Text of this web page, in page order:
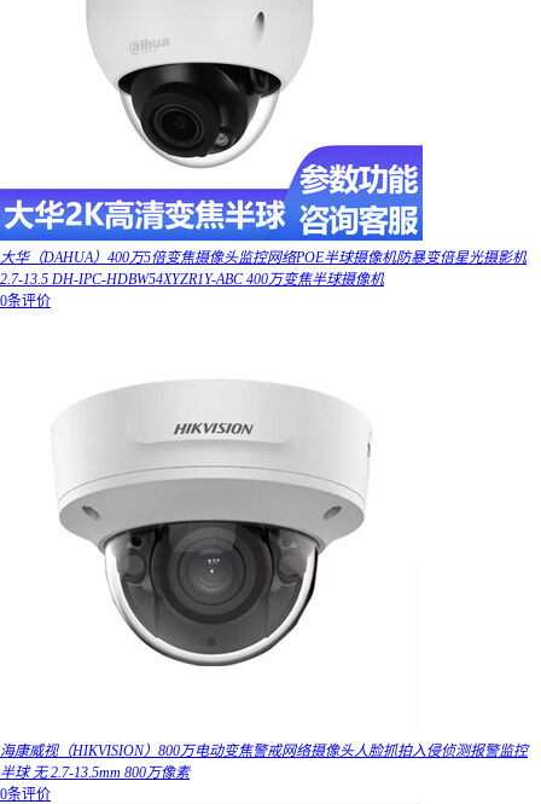
大华（DAHUA）400万5倍变焦摄像头监控网络POE半球摄像机防暴变倍星光摄影机
2.7-13.5 DH-IPC-HDBW54XYZR1Y-ABC 400万变焦半球摄像机
0条评价
海康威视（HIKVISION）800万电动变焦警戒网络摄像头人脸抓拍入侵侦测报警监控
半球 无 2.7-13.5mm 800万像素
0条评价